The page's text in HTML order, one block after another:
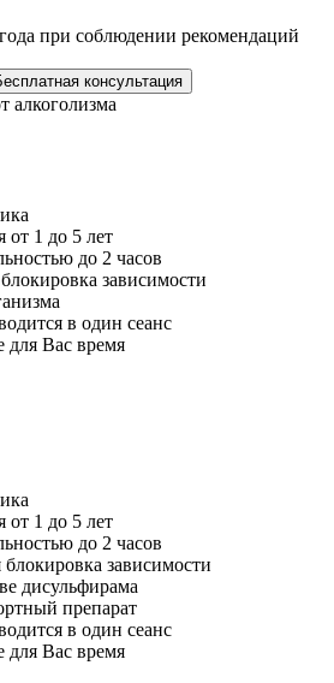
при соблюдении рекомендаций
консультация
алкоголизма
от 1 до 5 лет
до 2 часов
зависимости
в один сеанс
для Вас время
от 1 до 5 лет
до 2 часов
зависимости
дисульфирама
препарат
в один сеанс
для Вас время